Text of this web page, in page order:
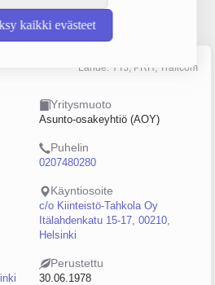
kaikki evästeet
Päättäjätiedot
Lähde: YTJ, PRH, Traficom
Yritysmuoto
Asunto-osakeyhtiö (AOY)
Puhelin
0207480280
Käyntiosoite
c/o Kiinteistö-Tahkola Oy
Itälahdenkatu 15-17, 00210,
Helsinki
Perustettu
30.06.1978